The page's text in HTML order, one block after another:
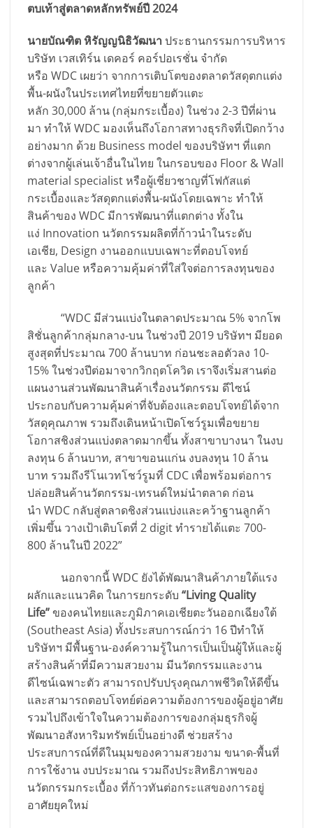
ตบเท้าสู่ตลาดหลักทรัพย์ปี 2024
นายบัณฑิต หิรัญญนิธิวัฒนา ประธานกรรมการบริหาร
บริษัท เวสเทิร์น เดคอร์ คอร์ปอเรชั่น จำกัด
หรือ WDC เผยว่า จากการเติบโตของตลาดวัสดุตกแต่ง
พื้น-ผนังในประเทศไทยที่ขยายตัวแตะ
หลัก 30,000 ล้าน (กลุ่มกระเบื้อง) ในช่วง 2-3 ปีที่ผ่าน
มา ทำให้ WDC มองเห็นถึงโอกาสทางธุรกิจที่เปิดกว้าง
อย่างมาก ด้วย Business model ของบริษัทฯ ที่แตก
ต่างจากผู้เล่นเจ้าอื่นในไทย ในกรอบของ Floor & Wall
material specialist หรือผู้เชี่ยวชาญที่โฟกัสแต่
กระเบื้องและวัสดุตกแต่งพื้น-ผนังโดยเฉพาะ ทำให้
สินค้าของ WDC มีการพัฒนาที่แตกต่าง ทั้งใน
แง่ Innovation นวัตกรรมผลิตที่ก้าวนำในระดับ
เอเชีย, Design งานออกแบบเฉพาะที่ตอบโจทย์
และ Value หรือความคุ้มค่าที่ใส่ใจต่อการลงทุนของ
ลูกค้า
“WDC มีส่วนแบ่งในตลาดประมาณ 5% จากโพ
สิชั่นลูกค้ากลุ่มกลาง-บน ในช่วงปี 2019 บริษัทฯ มียอด
สูงสุดที่ประมาณ 700 ล้านบาท ก่อนชะลอตัวลง 10-
15% ในช่วงปีต่อมาจากวิกฤตโควิด เราจึงเริ่มสานต่อ
แผนงานส่วนพัฒนาสินค้าเรื่องนวัตกรรม ดีไซน์
ประกอบกับความคุ้มค่าที่จับต้องและตอบโจทย์ได้จาก
วัสดุคุณภาพ รวมถึงเดินหน้าเปิดโชว์รูมเพื่อขยาย
โอกาสชิงส่วนแบ่งตลาดมากขึ้น ทั้งสาขาบางนา ในงบ
ลงทุน 6 ล้านบาท, สาขาขอนแก่น งบลงทุน 10 ล้าน
บาท รวมถึงรีโนเวทโชว์รูมที่ CDC เพื่อพร้อมต่อการ
ปล่อยสินค้านวัตกรรม-เทรนด์ใหม่นำตลาด ก่อน
นำ WDC กลับสู่ตลาดชิงส่วนแบ่งและคว้าฐานลูกค้า
เพิ่มขึ้น วางเป้าเติบโตที่ 2 digit ทำรายได้แตะ 700-
800 ล้านในปี 2022”
นอกจากนี้ WDC ยังได้พัฒนาสินค้าภายใต้แรง
ผลักและแนวคิด ในการยกระดับ “Living Quality
Life”ของคนไทยและภูมิภาคเอเชียตะวันออกเฉียงใต้
(Southeast Asia) ทั้งประสบการณ์กว่า 16 ปีทำให้
บริษัทฯ มีพื้นฐาน-องค์ความรู้ในการเป็นเป็นผู้ให้และผู้
สร้างสินค้าที่มีความสวยงาม มีนวัตกรรมและงาน
ดีไซน์เฉพาะตัว สามารถปรับปรุงคุณภาพชีวิตให้ดีขึ้น
และสามารถตอบโจทย์ต่อความต้องการของผู้อยู่อาศัย
รวมไปถึงเข้าใจในความต้องการของกลุ่มธุรกิจผู้
พัฒนาอสังหาริมทรัพย์เป็นอย่างดี ช่วยสร้าง
ประสบการณ์ที่ดีในมุมของความสวยงาม ขนาด-พื้นที่
การใช้งาน งบประมาณ รวมถึงประสิทธิภาพของ
นวัตกรรมกระเบื้อง ที่ก้าวทันต่อกระแสของการอยู่
อาศัยยุคใหม่